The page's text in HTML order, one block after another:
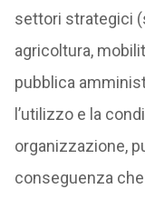
settori strategici
agricoltura,
pubblica
l’utilizzo e la
organizzazione,
conseguenza